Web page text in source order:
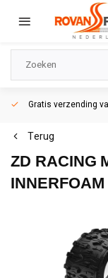
Gratis verzending
Terug
ZD RACING